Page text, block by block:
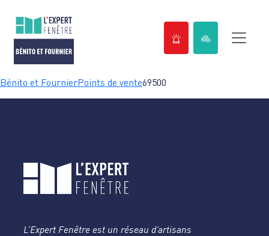
Passer
Bénito et FournierPoints de vente69500
L’Expert Fenêtre est un réseau d’artisans